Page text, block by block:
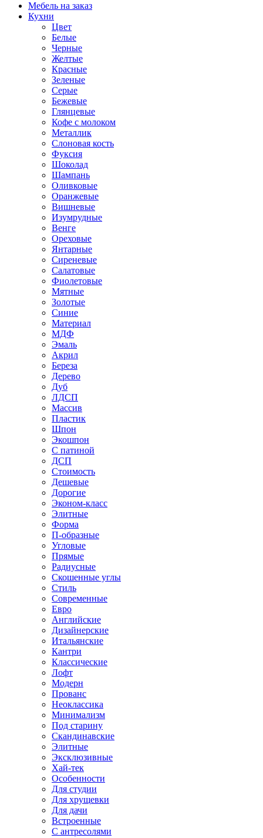
Мебель на заказ
Кухни
Цвет
Белые
Черные
Желтые
Красные
Зеленые
Серые
Бежевые
Глянцевые
Кофе с молоком
Металлик
Слоновая кость
Фуксия
Шоколад
Шампань
Оливковые
Оранжевые
Вишневые
Изумрудные
Венге
Ореховые
Янтарные
Сиреневые
Салатовые
Фиолетовые
Мятные
Золотые
Синие
Материал
МДФ
Эмаль
Акрил
Береза
Дерево
Дуб
ЛДСП
Массив
Пластик
Шпон
Экошпон
С патиной
ДСП
Стоимость
Дешевые
Дорогие
Эконом-класс
Элитные
Форма
П-образные
Угловые
Прямые
Радиусные
Скошенные углы
Стиль
Современные
Евро
Английские
Дизайнерские
Итальянские
Кантри
Классические
Лофт
Модерн
Прованс
Неоклассика
Минимализм
Под старину
Скандинавские
Элитные
Эксклюзивные
Хай-тек
Особенности
Для студии
Для хрущевки
Для дачи
Встроенные
С антресолями